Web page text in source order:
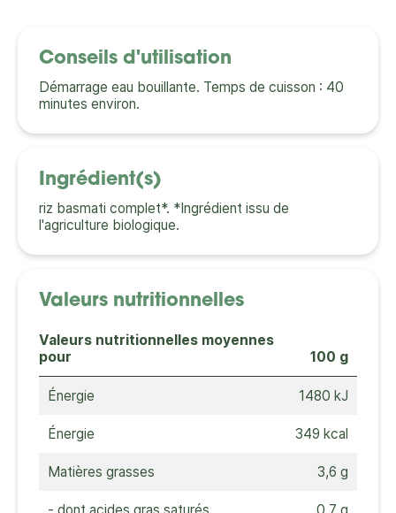
Conseils d'utilisation
Démarrage eau bouillante. Temps de cuisson : 40
minutes environ.
Ingrédient(s)
riz basmati complet*. *Ingrédient issu de
l'agriculture biologique.
Valeurs nutritionnelles
Valeurs nutritionnelles moyennes
pour
100 g
Énergie 1480 kJ
Énergie 349 kcal
Matières grasses 3,6 g